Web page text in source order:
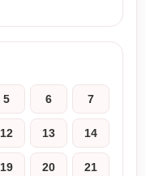
5 6 7
12 13 14
19 20 21